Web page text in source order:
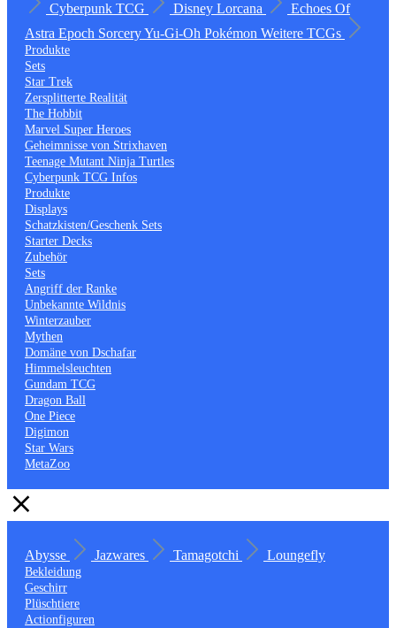
Cyberpunk TCG
Disney Lorcana
Echoes Of
Astra Epoch SorceryYu-Gi-Oh Pokémon Weitere TCGs
Produkte
Sets
Star Trek
Zersplitterte Realität
The Hobbit
Marvel Super Heroes
Geheimnisse von Strixhaven
Teenage Mutant Ninja Turtles
Cyberpunk TCG Infos
Produkte
Displays
Schatzkisten/Geschenk Sets
Starter Decks
Zubehör
Sets
Angriff der Ranke
Unbekannte Wildnis
Winterzauber
Mythen
Domäne von Dschafar
Himmelsleuchten
Gundam TCG
Dragon Ball
One Piece
Digimon
Star Wars
MetaZoo
Abysse Jazwares Tamagotchi Loungefly
Bekleidung
Geschirr
Plüschtiere
Actionfiguren